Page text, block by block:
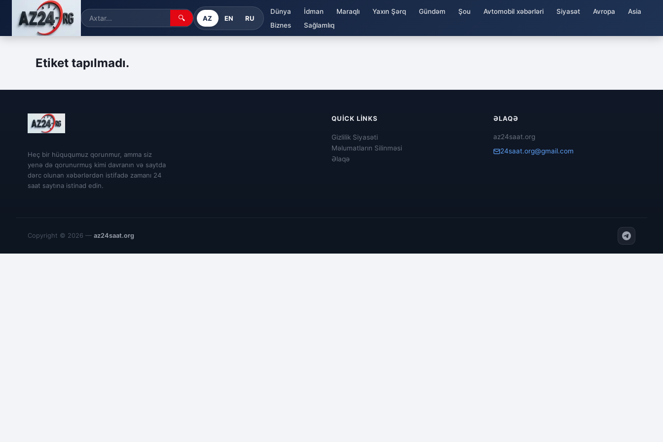
🔍 AZ EN RU
Dünya İdman Maraqlı Yaxın Şərq Gündəm Şou Avtomobil xəbərləri Siyasət Avropa
Asia
Biznes
Sağlamlıq
Etiket tapılmadı.
Heç bir hüququmuz qorunmur, amma siz
yenə də qorunurmuş kimi davranın və saytda
dərc olunan xəbərlərdən istifadə zamanı 24
saat saytına istinad edin.
QUICK LINKS
Gizlilik Siyasəti
Məlumatların Silinməsi
Əlaqə
ƏLAQƏ
az24saat.org
24saat.org@gmail.com
Copyright © 2026 — az24saat.org